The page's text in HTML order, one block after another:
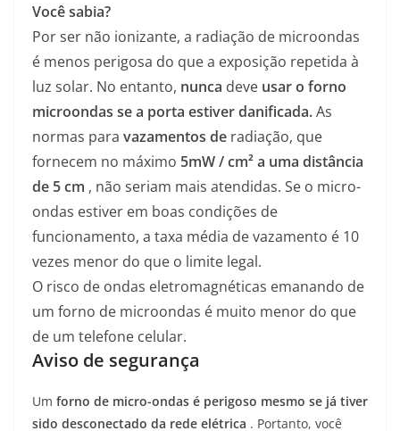
Você sabia?
Por ser não ionizante, a radiação de microondas
é menos perigosa do que a exposição repetida à
luz solar. No entanto, nunca deve usar o forno
microondas se a porta estiver danificada.As
normas para vazamentos de radiação, que
fornecem no máximo 5mW / cm² a uma distância
de 5 cm , não seriam mais atendidas. Se o micro-
ondas estiver em boas condições de
funcionamento, a taxa média de vazamento é 10
vezes menor do que o limite legal.
O risco de ondas eletromagnéticas emanando de
um forno de microondas é muito menor do que
de um telefone celular.
Aviso de segurança
Um forno de micro-ondas é perigoso mesmo se já tiver
sido desconectado da rede elétrica . Portanto, você